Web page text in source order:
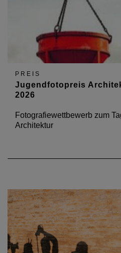
PREIS
Jugendfotopreis
2026
Fotografiewettbewerb zum
Architektur